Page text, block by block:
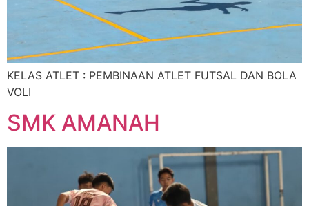
KELAS ATLET : PEMBINAAN ATLET FUTSAL DAN BOLA
VOLI
SMK AMANAH